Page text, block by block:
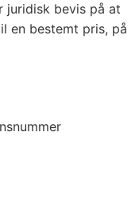
juridisk bevis på at
en bestemt pris, på